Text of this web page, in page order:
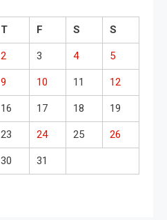
T F S S
2 3 4 5
9 10 11 12
16 17 18 19
23 24 25 26
30 31